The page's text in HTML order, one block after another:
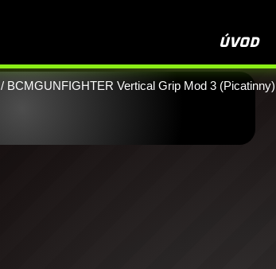
ÚVOD
/ BCMGUNFIGHTER Vertical Grip Mod 3